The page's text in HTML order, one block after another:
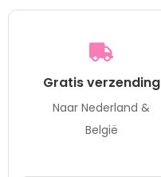
Gratis verzending
Naar Nederland &
België